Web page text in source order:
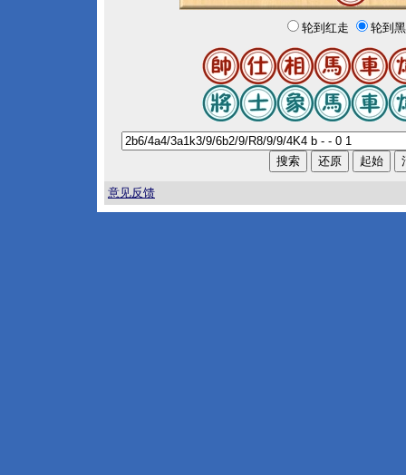
轮到红走 轮到
意见反馈